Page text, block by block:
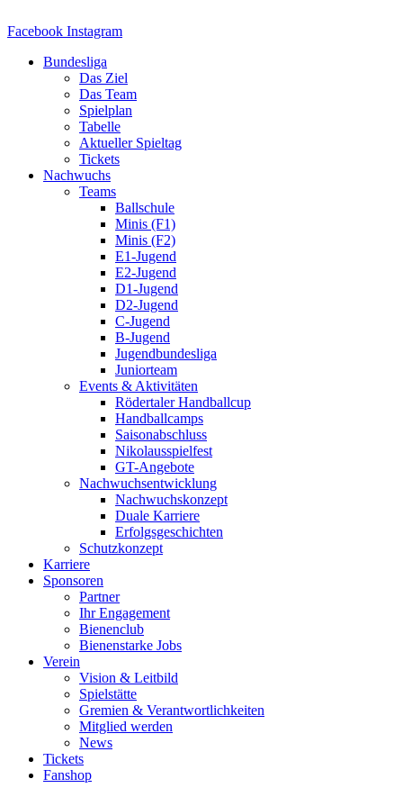
Inhalt
Facebook Instagram
Bundesliga
Das Ziel
Das Team
Spielplan
Tabelle
Aktueller Spieltag
Tickets
Nachwuchs
Teams
Ballschule
Minis (F1)
Minis (F2)
E1-Jugend
E2-Jugend
D1-Jugend
D2-Jugend
C-Jugend
B-Jugend
Jugendbundesliga
Juniorteam
Events & Aktivitäten
Rödertaler Handballcup
Handballcamps
Saisonabschluss
Nikolausspielfest
GT-Angebote
Nachwuchsentwicklung
Nachwuchskonzept
Duale Karriere
Erfolgsgeschichten
Schutzkonzept
Karriere
Sponsoren
Partner
Ihr Engagement
Bienenclub
Bienenstarke Jobs
Verein
Vision & Leitbild
Spielstätte
Gremien & Verantwortlichkeiten
Mitglied werden
News
Tickets
Fanshop